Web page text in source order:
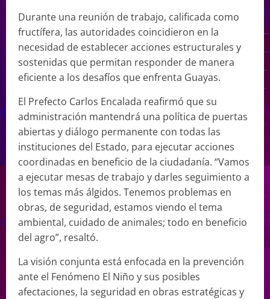
Durante una reunión de trabajo, calificada como
fructífera, las autoridades coincidieron en la
necesidad de establecer acciones estructurales y
sostenidas que permitan responder de manera
eficiente a los desafíos que enfrenta Guayas.
El Prefecto Carlos Encalada reafirmó que su
administración mantendrá una política de puertas
abiertas y diálogo permanente con todas las
instituciones del Estado, para ejecutar acciones
coordinadas en beneficio de la ciudadanía. “Vamos
a ejecutar mesas de trabajo y darles seguimiento a
los temas más álgidos. Tenemos problemas en
obras, de seguridad, estamos viendo el tema
ambiental, cuidado de animales; todo en beneficio
del agro”, resaltó.
La visión conjunta está enfocada en la prevención
ante el Fenómeno El Niño y sus posibles
afectaciones, la seguridad en obras estratégicas y